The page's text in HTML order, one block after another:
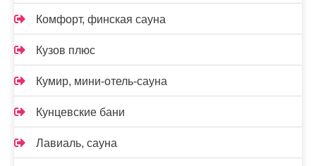
Комфорт, финская сауна
Кузов плюс
Кумир, мини-отель-сауна
Кунцевские бани
Лавиаль, сауна